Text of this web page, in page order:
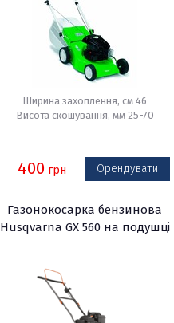
Ширина захоплення, см 46
Висота скошування, мм 25-70
400 грн Орендувати
Газонокосарка бензинова
Husqvarna GX 560 на подушці